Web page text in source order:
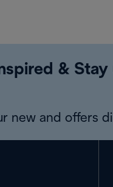
&
new and offers